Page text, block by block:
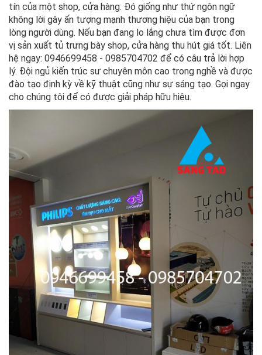
tín của một shop, cửa hàng. Đó giống như thứ ngôn ngữ
không lời gây ấn tượng mạnh thương hiệu của bạn trong
lòng người dùng. Nếu bạn đang lo lắng chưa tìm được đơn
vị sản xuất tủ trưng bày shop, cửa hàng thu hút giá tốt. Liên
hệ ngay: 0946699458 - 0985704702 để có câu trả lời hợp
lý. Đội ngủ kiến trúc sư chuyên môn cao trong nghề và được
đào tạo định kỳ về kỹ thuật cũng như sự sáng tạo. Gọi ngay
cho chúng tôi để có được giải pháp hữu hiệu.